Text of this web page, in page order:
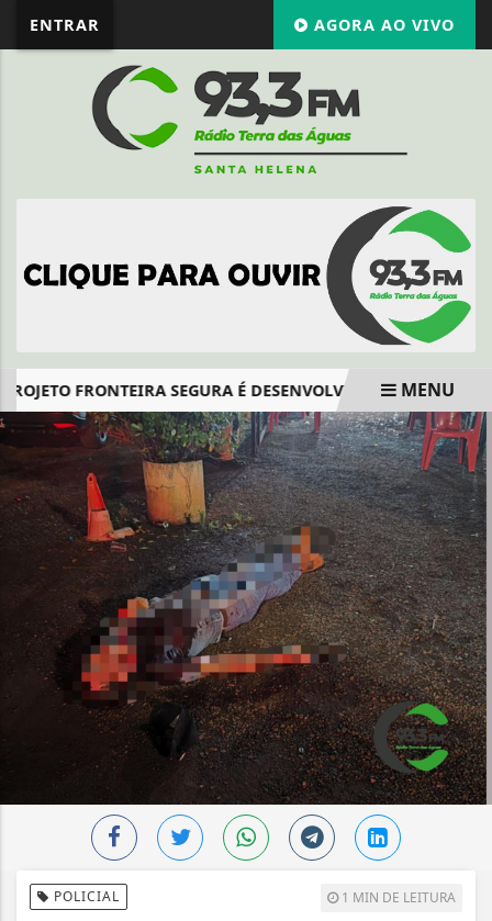
ENTRAR AGORA AO VIVO
FRONTEIRA SEGURA É DESENVOLVIDO PELO
EM ALTA
MENU
POLICIAL 1 MIN DE LEITURA